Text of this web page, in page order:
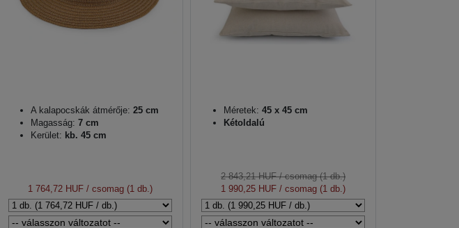
A kalapocskák átmérője: 25 cm
Magasság: 7 cm
Kerület: kb. 45 cm
1 764,72 HUF/ csomag (1 db.)
Méretek: 45 x 45 cm
Kétoldalú
2 843,21 HUF/ csomag (1 db.)
1 990,25 HUF/ csomag (1 db.)